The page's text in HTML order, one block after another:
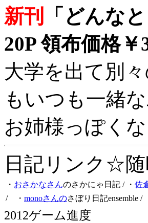
新刊
「どんな
20P 領布価格￥
大学を出て別
もいつも一緒
お姉様っぽく
日記リンク☆
・ おさかなさんのさかにゃ日記 / ・ 佐
/ ・ monoさんのさぼり日記ensemble /
2012ゲーム進度